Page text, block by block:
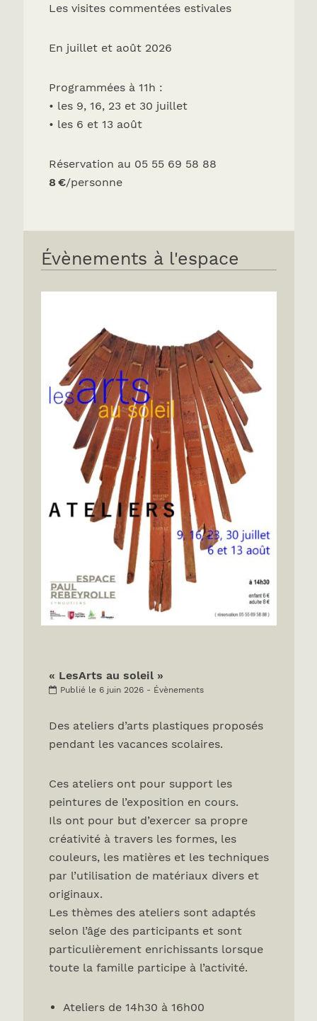
Les visites commentées estivales
En juillet et août 2026
Programmées à 11h :
• les 9, 16, 23 et 30 juillet
• les 6 et 13 août
Réservation au 05 55 69 58 88
8 €/personne
Évènements à l'espace
« LesArts au soleil »
Publié le 6 juin 2026 - Évènements
Des ateliers d’arts plastiques proposés
pendant les vacances scolaires.
Ces ateliers ont pour support les
peintures de l’exposition en cours.
Ils ont pour but d’exercer sa propre
créativité à travers les formes, les
couleurs, les matières et les techniques
par l’utilisation de matériaux divers et
originaux.
Les thèmes des ateliers sont adaptés
selon l’âge des participants et sont
particulièrement enrichissants lorsque
toute la famille participe à l’activité.
Ateliers de 14h30 à 16h00